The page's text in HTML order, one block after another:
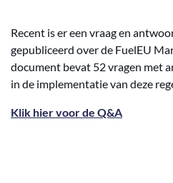
Recent is er een vraag en
gepubliceerd over de FuelEU
document bevat 52 vragen met
in de implementatie van deze
Klik hier voor de Q&A